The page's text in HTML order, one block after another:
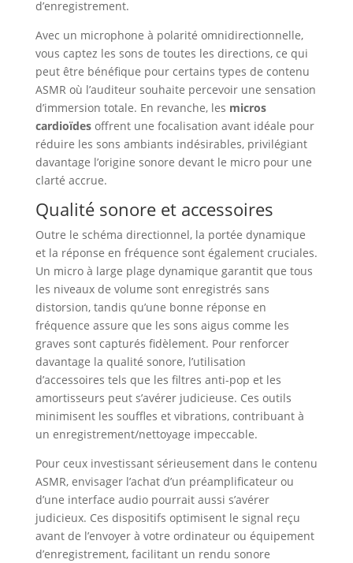
d’enregistrement.
Avec un microphone à polarité omnidirectionnelle,
vous captez les sons de toutes les directions, ce qui
peut être bénéfique pour certains types de contenu
ASMR où l’auditeur souhaite percevoir une sensation
d’immersion totale. En revanche, les micros
cardioïdesoffrent une focalisation avant idéale pour
réduire les sons ambiants indésirables, privilégiant
davantage l’origine sonore devant le micro pour une
clarté accrue.
Qualité sonore et accessoires
Outre le schéma directionnel, la portée dynamique
et la réponse en fréquence sont également cruciales.
Un micro à large plage dynamique garantit que tous
les niveaux de volume sont enregistrés sans
distorsion, tandis qu’une bonne réponse en
fréquence assure que les sons aigus comme les
graves sont capturés fidèlement. Pour renforcer
davantage la qualité sonore, l’utilisation
d’accessoires tels que les filtres anti-pop et les
amortisseurs peut s’avérer judicieuse. Ces outils
minimisent les souffles et vibrations, contribuant à
un enregistrement/nettoyage impeccable.
Pour ceux investissant sérieusement dans le contenu
ASMR, envisager l’achat d’un préamplificateur ou
d’une interface audio pourrait aussi s’avérer
judicieux. Ces dispositifs optimisent le signal reçu
avant de l’envoyer à votre ordinateur ou équipement
d’enregistrement, facilitant un rendu sonore